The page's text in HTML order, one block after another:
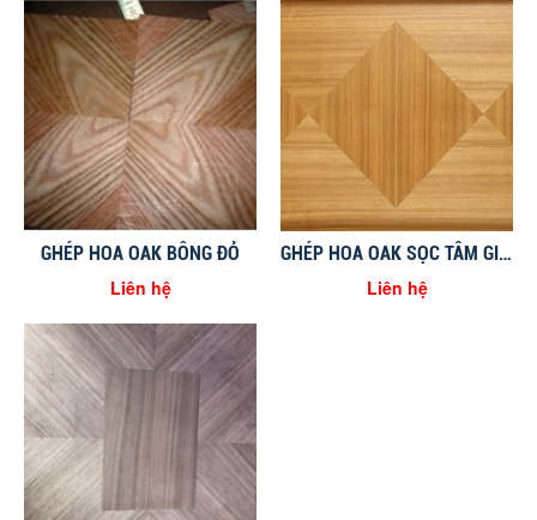
GHÉP HOA OAK BÔNG ĐỎ
Liên hệ
GHÉP HOA OAK SỌC TÂM GIỮA HÌNH CHỨ NHẬT
Liên hệ